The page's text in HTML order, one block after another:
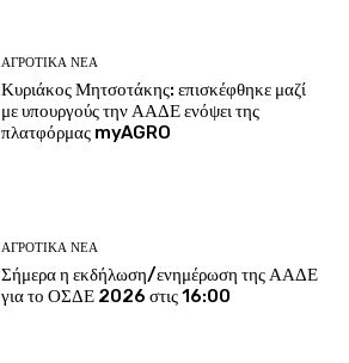
ΑΓΡΟΤΙΚΆ ΝΈΑ
Κυριάκος Μητσοτάκης: επισκέφθηκε μαζί
με υπουργούς την ΑΑΔΕ ενόψει της
πλατφόρμας myAGRO
ΑΓΡΟΤΙΚΆ ΝΈΑ
Σήμερα η εκδήλωση/ενημέρωση της ΑΑΔΕ
για το ΟΣΔΕ 2026 στις 16:00